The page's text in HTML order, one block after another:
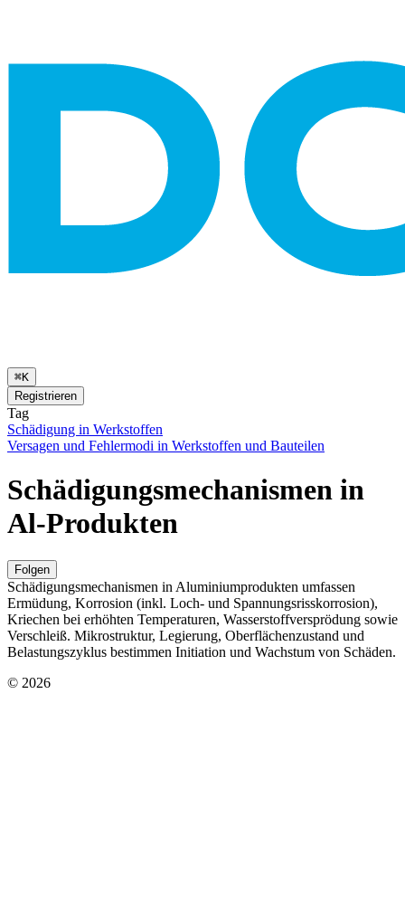
⌘K
Registrieren
Tag
Schädigung in Werkstoffen
Versagen und Fehlermodi in Werkstoffen und Bauteilen
Schädigungsmechanismen in
Al-Produkten
Folgen
Schädigungsmechanismen in Aluminiumprodukten umfassen
Ermüdung, Korrosion (inkl. Loch- und Spannungsrisskorrosion),
Kriechen bei erhöhten Temperaturen, Wasserstoffversprödung sowie
Verschleiß. Mikrostruktur, Legierung, Oberflächenzustand und
Belastungszyklus bestimmen Initiation und Wachstum von Schäden.
© 2026